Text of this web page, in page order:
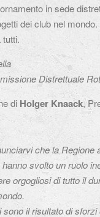
in sede
dei club nel mondo.
Distrettuale
di Holger Knaack,
che la
svolto un ruolo
orgogliosi di tutto il
il risultato di